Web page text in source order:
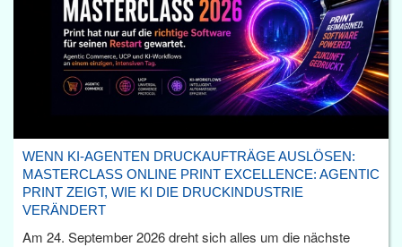
WENN KI-AGENTEN DRUCKAUFTRÄGE AUSLÖSEN:
MASTERCLASS ONLINE PRINT EXCELLENCE: AGENTIC
PRINT ZEIGT, WIE KI DIE DRUCKINDUSTRIE
VERÄNDERT
Am 24. September 2026 dreht sich alles um die nächste